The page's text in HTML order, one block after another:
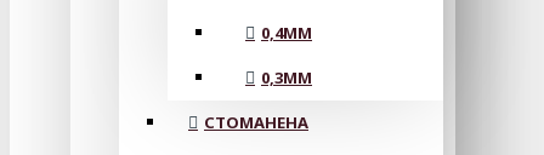
0,4MM
0,3MM
СТОМАНЕНА